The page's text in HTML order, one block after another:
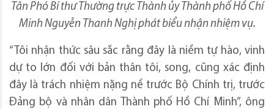
Tân Phó Bí thư Thường trực Thành ủy Thành phố Hồ Chí
Minh Nguyễn Thanh Nghị phát biểu nhận nhiệm vụ.
“Tôi nhận thức sâu sắc rằng đây là niềm tự hào, vinh
dự to lớn đối với bản thân tôi, song, cũng xác định
đây là trách nhiệm nặng nề trước Bộ Chính trị, trước
Đảng bộ và nhân dân Thành phố Hồ Chí Minh”, ông